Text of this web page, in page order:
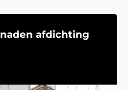
afdichting